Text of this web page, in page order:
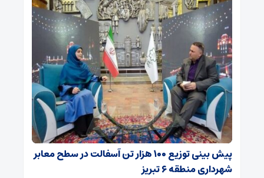
پیش بینی توزیع ۱۰۰ هزار تن آسفالت در سطح معابر
شهرداری منطقه ۶ تبریز